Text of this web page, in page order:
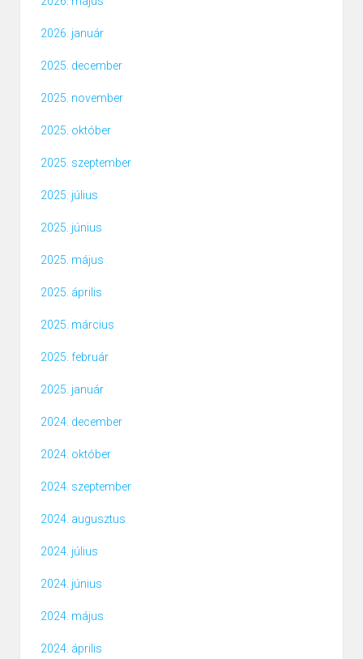
2026. január
2025. december
2025. november
2025. október
2025. szeptember
2025. július
2025. június
2025. május
2025. április
2025. március
2025. február
2025. január
2024. december
2024. október
2024. szeptember
2024. augusztus
2024. július
2024. június
2024. május
2024. április